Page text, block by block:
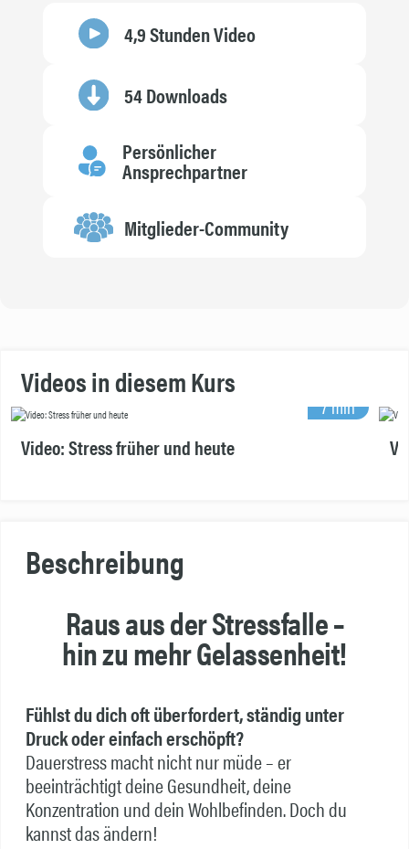
4,9 Stunden Video
54 Downloads
Persönlicher
Ansprechpartner
Mitglieder-Community
Videos in diesem Kurs
7 min
Video: Stress früher und heute
Beschreibung
Raus aus der Stressfalle –
hin zu mehr Gelassenheit!
Fühlst du dich oft überfordert, ständig unter
Druck oder einfach erschöpft?
Dauerstress macht nicht nur müde – er
beeinträchtigt deine Gesundheit, deine
Konzentration und dein Wohlbefinden. Doch du
kannst das ändern!